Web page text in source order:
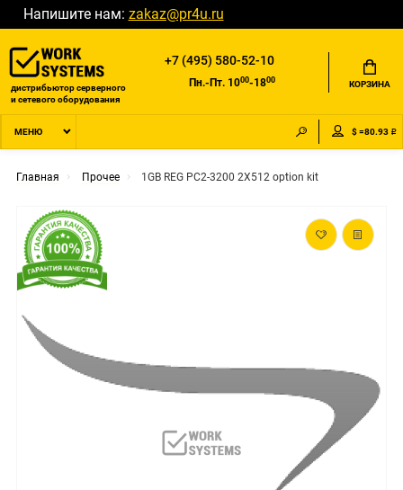
Напишите нам: zakaz@pr4u.ru
дистрибьютор серверного
и сетевого оборудования
+7 (495) 580-52-10
Пн.-Пт. 1000-1800 КОРЗИНА
МЕНЮ $ =80.93 ₽
Главная Прочее 1GB REG PC2-3200 2X512 option kit